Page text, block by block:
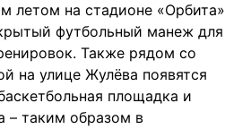
летом на стадионе «Орбита»
футбольный манеж для
Также рядом со
на улице Жулёва появятся
площадка и
– таким образом в